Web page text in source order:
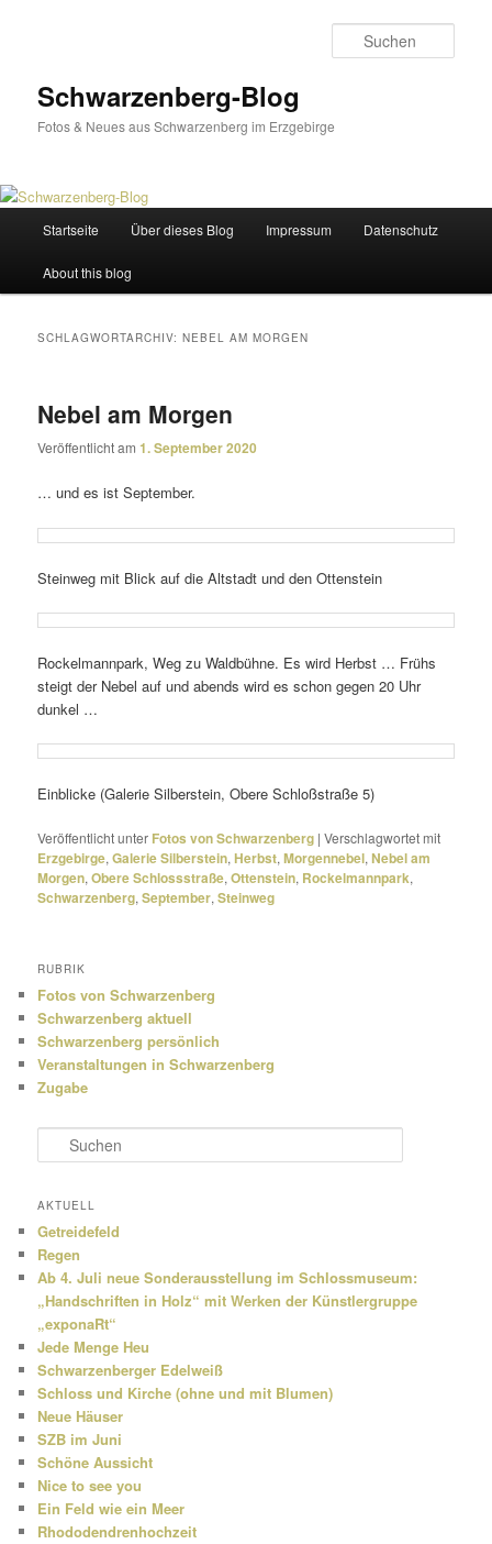
Schwarzenberg-Blog
Fotos & Neues aus Schwarzenberg im Erzgebirge
Startseite Über dieses Blog Impressum Datenschutz
About this blog
SCHLAGWORTARCHIV:NEBEL AM MORGEN
Nebel am Morgen
Veröffentlicht am1. September 2020
… und es ist September.
Steinweg mit Blick auf die Altstadt und den Ottenstein
Rockelmannpark, Weg zu Waldbühne. Es wird Herbst … Frühs
steigt der Nebel auf und abends wird es schon gegen 20 Uhr
dunkel …
Einblicke (Galerie Silberstein, Obere Schloßstraße 5)
Veröffentlicht unter Fotos von Schwarzenberg |Verschlagwortet mit
Erzgebirge,Galerie Silberstein,Herbst,Morgennebel,Nebel am
Morgen,Obere Schlossstraße,Ottenstein, Rockelmannpark,
Schwarzenberg,September,Steinweg
RUBRIK
Fotos von Schwarzenberg
Schwarzenberg aktuell
Schwarzenberg persönlich
Veranstaltungen in Schwarzenberg
Zugabe
u
h
n
AKTUELL
Getreidefeld
Regen
Ab 4. Juli neue Sonderausstellung im Schlossmuseum:
„Handschriften in Holz“ mit Werken der Künstlergruppe
„exponaRt“
Jede Menge Heu
Schwarzenberger Edelweiß
Schloss und Kirche (ohne und mit Blumen)
Neue Häuser
SZB im Juni
Schöne Aussicht
Nice to see you
Ein Feld wie ein Meer
Rhododendrenhochzeit